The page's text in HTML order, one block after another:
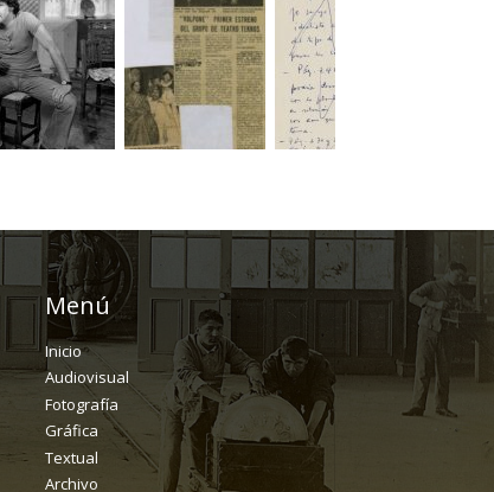
Menú
Inicio
Audiovisual
Fotografía
Gráfica
Textual
Archivo